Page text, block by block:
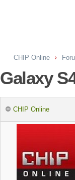
CHIP Online
Galaxy
CHIP Online